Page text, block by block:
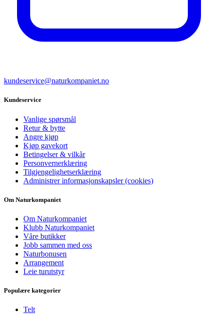
kundeservice@naturkompaniet.no
Kundeservice
Vanlige spørsmål
Retur & bytte
Angre kjøp
Kjøp gavekort
Betingelser & vilkår
Personvernerklæring
Tilgjengelighetserklæring
Administrer informasjonskapsler (cookies)
Om Naturkompaniet
Om Naturkompaniet
Klubb Naturkompaniet
Våre butikker
Jobb sammen med oss
Naturbonusen
Arrangement
Leie turutstyr
Populære kategorier
Telt